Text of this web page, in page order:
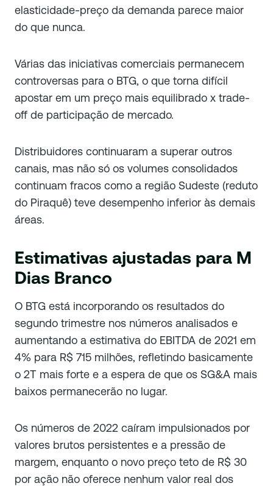
elasticidade-preço da demanda parece maior
do que nunca.
Várias das iniciativas comerciais permanecem
controversas para o BTG, o que torna difícil
apostar em um preço mais equilibrado x trade-
off de participação de mercado.
Distribuidores continuaram a superar outros
canais, mas não só os volumes consolidados
continuam fracos como a região Sudeste (reduto
do Piraquê) teve desempenho inferior às demais
áreas.
Estimativas ajustadas para M
Dias Branco
O BTG está incorporando os resultados do
segundo trimestre nos números analisados e
aumentando a estimativa do EBITDA de 2021 em
4% para R$ 715 milhões, refletindo basicamente
o 2T mais forte e a espera de que os SG&A mais
baixos permanecerão no lugar.
Os números de 2022 caíram impulsionados por
valores brutos persistentes e a pressão de
margem, enquanto o novo preço teto de R$ 30
por ação não oferece nenhum valor real dos